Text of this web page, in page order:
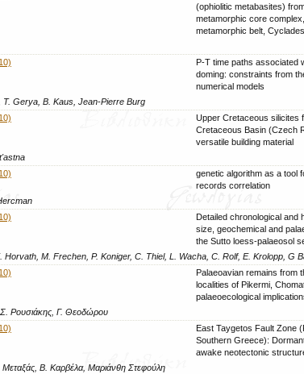
(ophiolitic metabasites)
metamorphic core
metamorphic belt,
P-T time paths associated
doming: constraints from
numerical models
T. Gerya, B. Kaus, Jean-Pierre Burg
Upper Cretaceous silicites
Cretaceous Basin (Czech
versatile building material
genetic algorithm as a tool
records correlation
Detailed chronological and
size, geochemical and
the Sutto loess-palaeosol
Horvath, M. Frechen, P. Koniger, C. Thiel, L. Wacha, C. Rolf, E. Krolopp, G
Palaeoavian remains from
localities of Pikermi,
palaeoecological
Σ. Ρουσιάκης, Γ. Θεοδώρου
East Taygetos Fault Zone
Southern Greece):
awake neotectonic
Β. Καρβέλα, Μαριάνθη Στεφούλη